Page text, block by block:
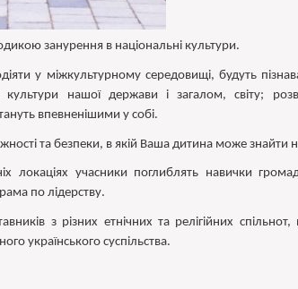
занурення в національні культури.
у міжкультурному середовищі, будуть
нашої держави і загалом, світу;
впевненішими у собі.
та безпеки, в якій Ваша дитина може знайти
локаціях учасники поглиблять навички
по лідерству.
з різних етнічних та релігійних
українського суспільства.